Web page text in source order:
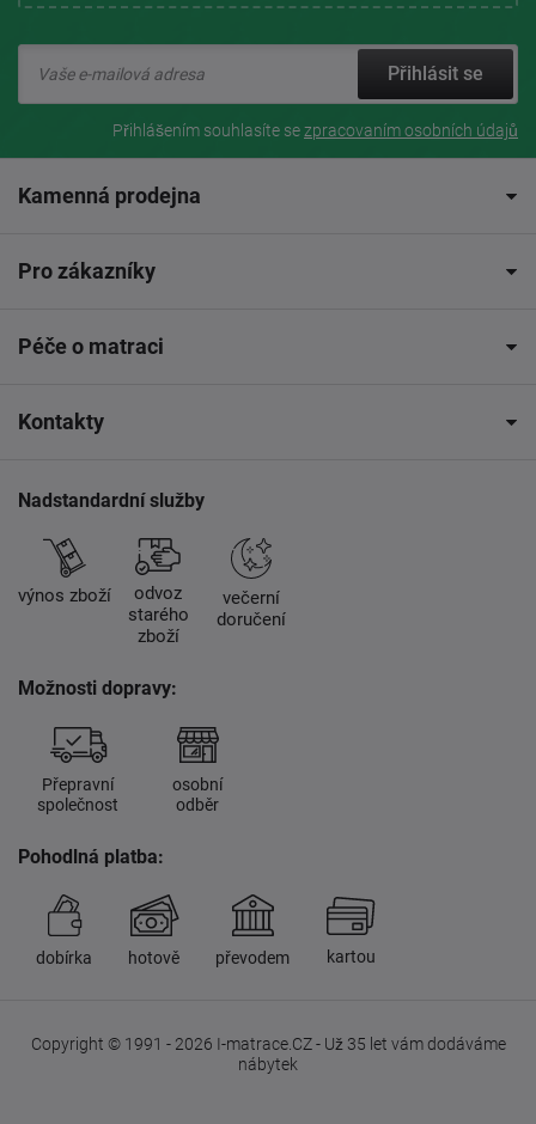
Přihlásit se
Přihlášením souhlasíte sezpracovaním osobních údajů
Kamenná prodejna
Pro zákazníky
Péče o matraci
Kontakty
Nadstandardní služby
výnos zboží
odvoz
starého
zboží
večerní
doručení
Možnosti dopravy:
Přepravní
společnost
osobní
odběr
Pohodlná platba:
dobírka hotově převodem kartou
Copyright © 1991 - 2026 I-matrace.CZ - Už 35 let vám dodáváme
nábytek